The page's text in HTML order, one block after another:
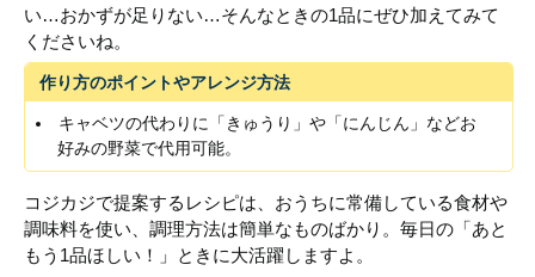
い…おかずが足りない…そんなときの1品にぜひ加えてみて
くださいね。
作り方のポイントやアレンジ方法
キャベツの代わりに「きゅうり」や「にんじん」などお
好みの野菜で代用可能。
コジカジで提案するレシピは、おうちに常備している食材や
調味料を使い、調理方法は簡単なものばかり。毎日の「あと
もう1品ほしい！」ときに大活躍しますよ。